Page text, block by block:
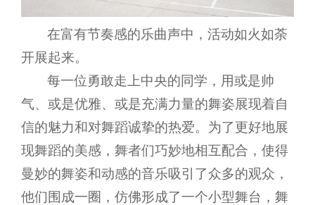
在富有节奏感的乐曲声中，活动如火如荼
开展起来。
每一位勇敢走上中央的同学，用或是帅
气、或是优雅、或是充满力量的舞姿展现着自
信的魅力和对舞蹈诚挚的热爱。为了更好地展
现舞蹈的美感，舞者们巧妙地相互配合，使得
曼妙的舞姿和动感的音乐吸引了众多的观众，
他们围成一圈，仿佛形成了一个小型舞台，舞